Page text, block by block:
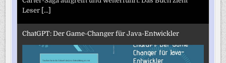
Leser [...]
ChatGPT: Der Game-Changer für Java-Entwickler